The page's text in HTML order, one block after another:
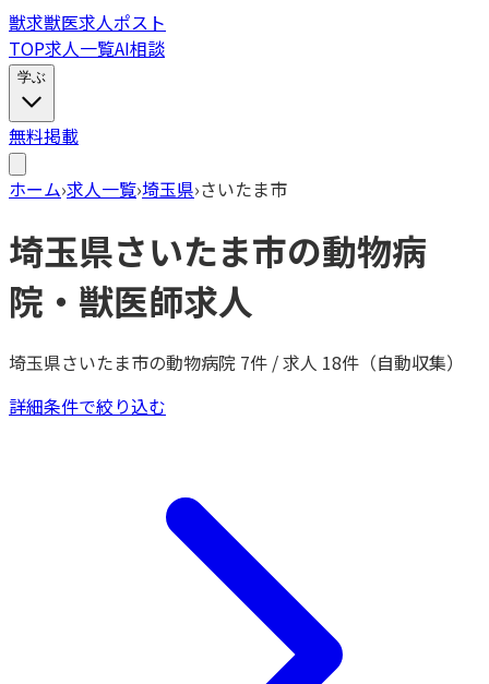
獣求獣医求人ポスト
TOP求人一覧AI相談
学ぶ
無料掲載
ホーム›求人一覧›埼玉県›さいたま市
埼玉県さいたま市の動物病
院・獣医師求人
埼玉県さいたま市の動物病院 7件 / 求人 18件（自動収集）
詳細条件で絞り込む